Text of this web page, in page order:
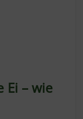
Ei – wie